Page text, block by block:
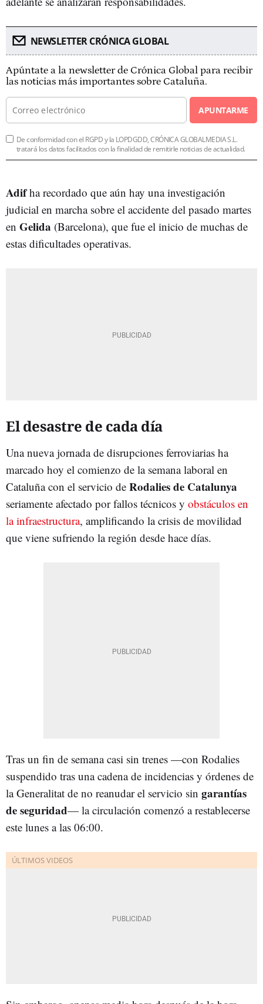
NEWSLETTER CRÓNICA GLOBAL
Apúntate a la newsletter de Crónica Global para recibir
las noticias más importantes sobre Cataluña.
APUNTARME
De conformidad con el RGPD y la LOPDGDD, CRÓNICA GLOBALMEDIA S.L.
tratará los datos facilitados con la finalidad de remitirle noticias de actualidad.
Adifha recordado que aún hay una investigación
judicial en marcha sobre el accidente del pasado martes
en Gelida (Barcelona), que fue el inicio de muchas de
estas dificultades operativas.
El desastre de cada día
Una nueva jornada de disrupciones ferroviarias ha
marcado hoy el comienzo de la semana laboral en
Cataluña con el servicio de Rodalies de Catalunya
seriamente afectado por fallos técnicos y obstáculos en
la infraestructura, amplificando la crisis de movilidad
que viene sufriendo la región desde hace días.
Tras un fin de semana casi sin trenes —con Rodalies
suspendido tras una cadena de incidencias y órdenes de
la Generalitat de no reanudar el servicio sin garantías
de seguridad— la circulación comenzó a restablecerse
este lunes a las 06:00.